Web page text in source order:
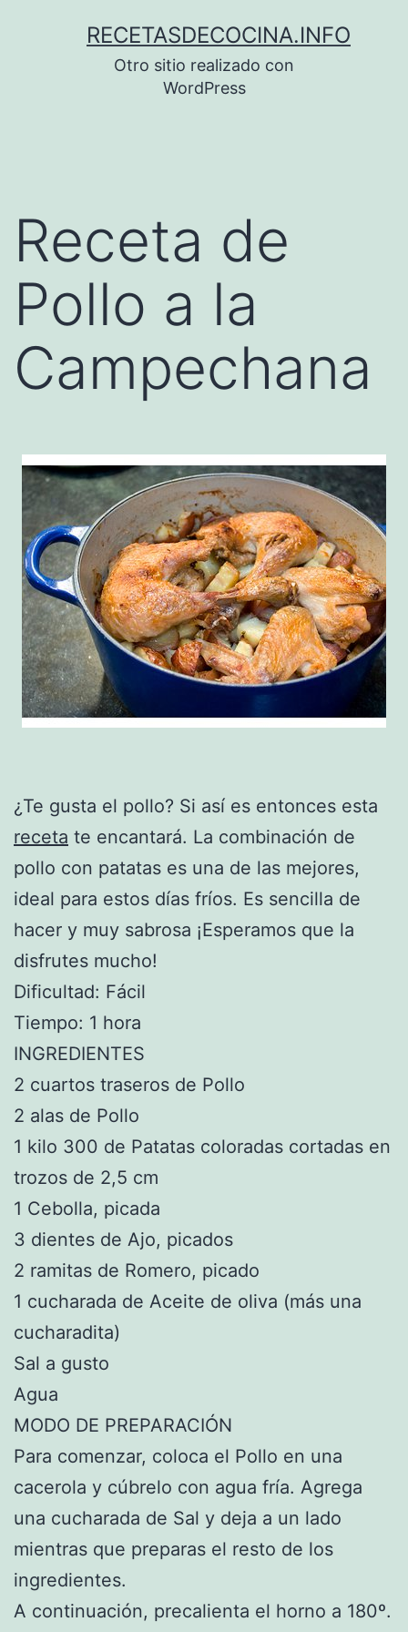
RECETASDECOCINA.INFO
Otro sitio realizado con
WordPress
Receta de
Pollo a la
Campechana
¿Te gusta el pollo? Si así es entonces esta
receta te encantará. La combinación de
pollo con patatas es una de las mejores,
ideal para estos días fríos. Es sencilla de
hacer y muy sabrosa ¡Esperamos que la
disfrutes mucho!
Dificultad: Fácil
Tiempo: 1 hora
INGREDIENTES
2 cuartos traseros de Pollo
2 alas de Pollo
1 kilo 300 de Patatas coloradas cortadas en
trozos de 2,5 cm
1 Cebolla, picada
3 dientes de Ajo, picados
2 ramitas de Romero, picado
1 cucharada de Aceite de oliva (más una
cucharadita)
Sal a gusto
Agua
MODO DE PREPARACIÓN
Para comenzar, coloca el Pollo en una
cacerola y cúbrelo con agua fría. Agrega
una cucharada de Sal y deja a un lado
mientras que preparas el resto de los
ingredientes.
A continuación, precalienta el horno a 180º.